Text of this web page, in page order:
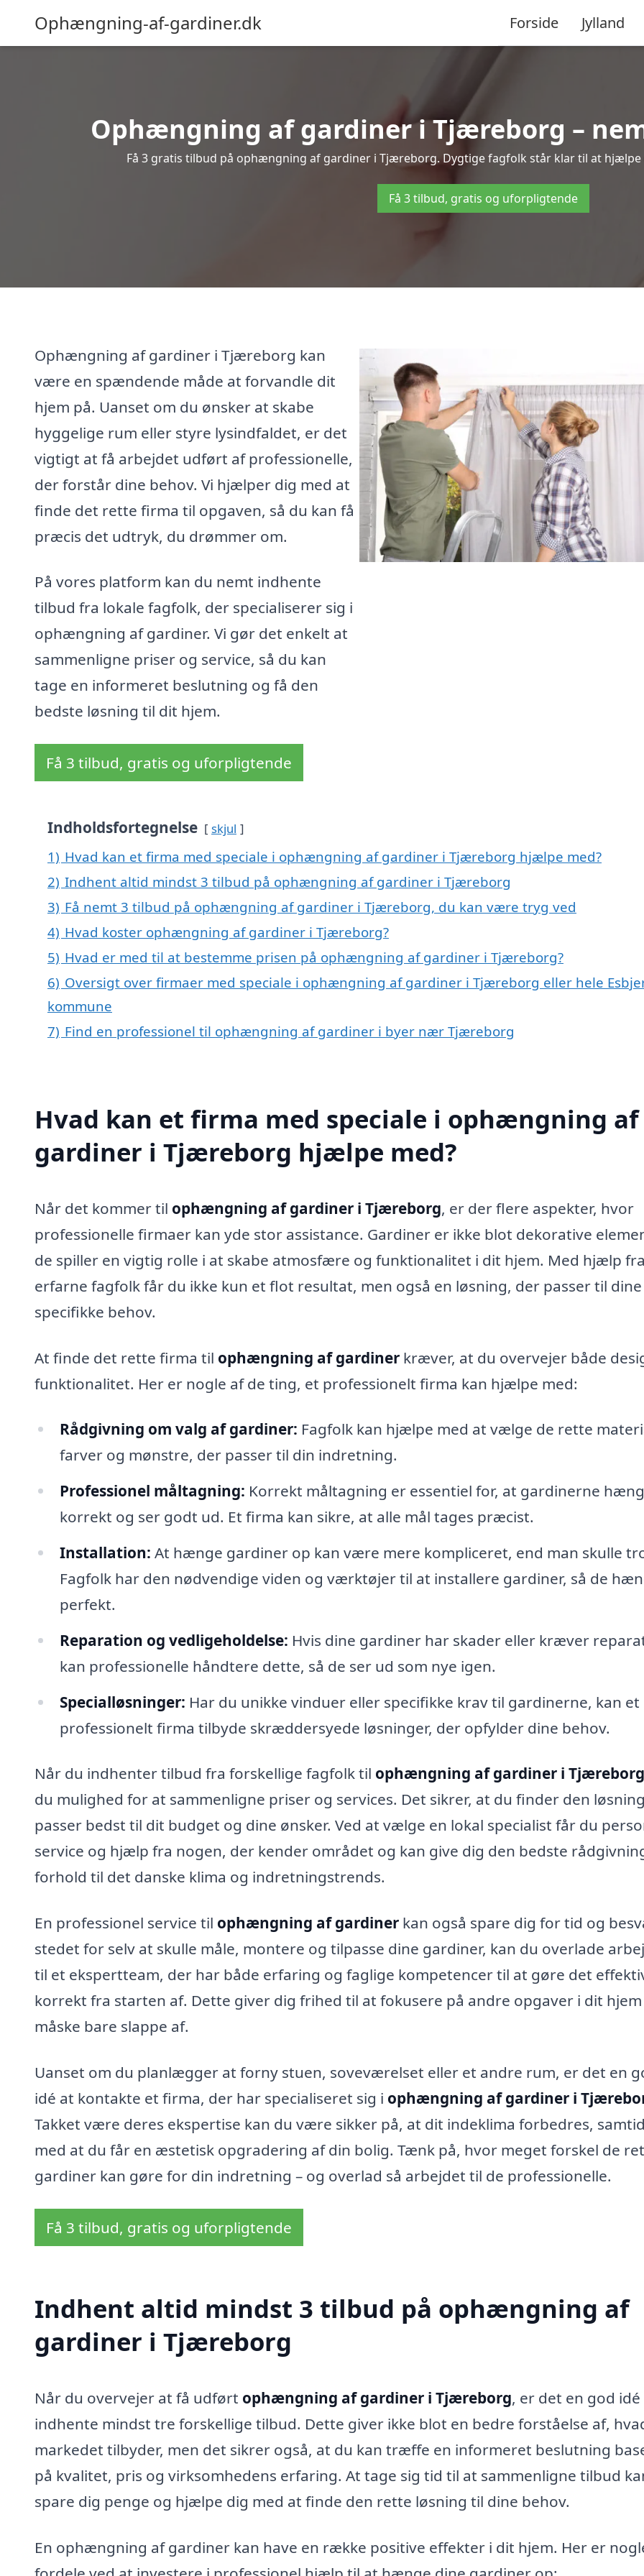
Ophængning-af-gardiner.dk Forside Jylland
Ophængning af gardiner i Tjæreborg –
Få 3 gratis tilbud på ophængning af gardiner i Tjæreborg. Dygtige fagfolk står klar til at
Få 3 tilbud, gratis og uforpligtende
Ophængning af gardiner i Tjæreborg kan
være en spændende måde at forvandle dit
hjem på. Uanset om du ønsker at skabe
hyggelige rum eller styre lysindfaldet, er det
vigtigt at få arbejdet udført af professionelle,
der forstår dine behov. Vi hjælper dig med at
finde det rette firma til opgaven, så du kan få
præcis det udtryk, du drømmer om.
På vores platform kan du nemt indhente
tilbud fra lokale fagfolk, der specialiserer sig i
ophængning af gardiner. Vi gør det enkelt at
sammenligne priser og service, så du kan
tage en informeret beslutning og få den
bedste løsning til dit hjem.
Få 3 tilbud, gratis og uforpligtende
Indholdsfortegnelse skjul
1) Hvad kan et firma med speciale i ophængning af gardiner i Tjæreborg hjælpe med?
2) Indhent altid mindst 3 tilbud på ophængning af gardiner i Tjæreborg
3) Få nemt 3 tilbud på ophængning af gardiner i Tjæreborg, du kan være tryg ved
4) Hvad koster ophængning af gardiner i Tjæreborg?
5) Hvad er med til at bestemme prisen på ophængning af gardiner i Tjæreborg?
6) Oversigt over firmaer med speciale i ophængning af gardiner i Tjæreborg eller hele
kommune
7) Find en professionel til ophængning af gardiner i byer nær Tjæreborg
Hvad kan et firma med speciale i ophængning af
gardiner i Tjæreborg hjælpe med?
Når det kommer til ophængning af gardiner i Tjæreborg, er der flere aspekter, hvor
professionelle firmaer kan yde stor assistance. Gardiner er ikke blot dekorative
de spiller en vigtig rolle i at skabe atmosfære og funktionalitet i dit hjem. Med hjælp fra
erfarne fagfolk får du ikke kun et flot resultat, men også en løsning, der passer til dine
specifikke behov.
At finde det rette firma til ophængning af gardiner kræver, at du overvejer både
funktionalitet. Her er nogle af de ting, et professionelt firma kan hjælpe med:
Rådgivning om valg af gardiner: Fagfolk kan hjælpe med at vælge de rette
farver og mønstre, der passer til din indretning.
Professionel måltagning: Korrekt måltagning er essentiel for, at gardinerne
korrekt og ser godt ud. Et firma kan sikre, at alle mål tages præcist.
Installation: At hænge gardiner op kan være mere kompliceret, end man skulle
Fagfolk har den nødvendige viden og værktøjer til at installere gardiner, så de
perfekt.
Reparation og vedligeholdelse: Hvis dine gardiner har skader eller kræver
kan professionelle håndtere dette, så de ser ud som nye igen.
Specialløsninger: Har du unikke vinduer eller specifikke krav til gardinerne, kan et
professionelt firma tilbyde skræddersyede løsninger, der opfylder dine behov.
Når du indhenter tilbud fra forskellige fagfolk til ophængning af gardiner i Tjæreborg
du mulighed for at sammenligne priser og services. Det sikrer, at du finder den
passer bedst til dit budget og dine ønsker. Ved at vælge en lokal specialist får du
service og hjælp fra nogen, der kender området og kan give dig den bedste
forhold til det danske klima og indretningstrends.
En professionel service til ophængning af gardiner kan også spare dig for tid og
stedet for selv at skulle måle, montere og tilpasse dine gardiner, kan du overlade
til et ekspertteam, der har både erfaring og faglige kompetencer til at gøre det
korrekt fra starten af. Dette giver dig frihed til at fokusere på andre opgaver i dit
måske bare slappe af.
Uanset om du planlægger at forny stuen, soveværelset eller et andre rum, er det en
idé at kontakte et firma, der har specialiseret sig i ophængning af gardiner i
Takket være deres ekspertise kan du være sikker på, at dit indeklima forbedres,
med at du får en æstetisk opgradering af din bolig. Tænk på, hvor meget forskel de
gardiner kan gøre for din indretning – og overlad så arbejdet til de professionelle.
Få 3 tilbud, gratis og uforpligtende
Indhent altid mindst 3 tilbud på ophængning af
gardiner i Tjæreborg
Når du overvejer at få udført ophængning af gardiner i Tjæreborg, er det en god idé
indhente mindst tre forskellige tilbud. Dette giver ikke blot en bedre forståelse af,
markedet tilbyder, men det sikrer også, at du kan træffe en informeret beslutning
på kvalitet, pris og virksomhedens erfaring. At tage sig tid til at sammenligne tilbud
spare dig penge og hjælpe dig med at finde den rette løsning til dine behov.
En ophængning af gardiner kan have en række positive effekter i dit hjem. Her er